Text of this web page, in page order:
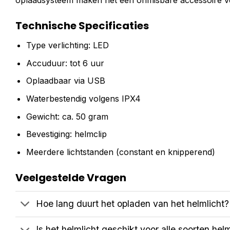
Technische Specificaties
Type verlichting: LED
Accuduur: tot 6 uur
Oplaadbaar via USB
Waterbestendig volgens IPX4
Gewicht: ca. 50 gram
Bevestiging: helmclip
Meerdere lichtstanden (constant en knipperend)
Veelgestelde Vragen
Hoe lang duurt het opladen van het helmlicht?